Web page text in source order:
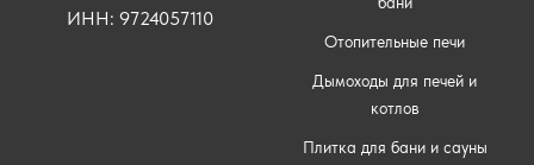
ИНН: 9724057110
Отопительные печи
Дымоходы для печей и
котлов
Плитка для бани и сауны